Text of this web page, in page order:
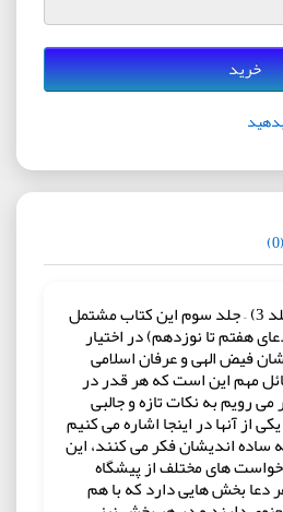
خرید
کتاب عرفان اسلامی (جلد 3) – جلد سوم این کتاب مشتمل
هفتم تا نوزدهم) در اختیار
فیض الهی و عرفان اسلامی
مهم این است که هر قدر در
رویم به نکات تازه و جالبی
از آنها در اینجا اشاره می کنیم
ساده اندیشان فکر می کنند، این
های مختلف از پیشگاه
دعا بخش هایی دارد که با هم